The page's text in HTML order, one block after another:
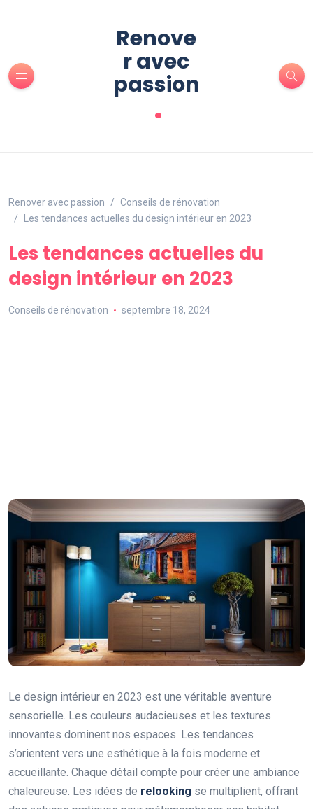
Renove
r avec
passion
.
Renover avec passion
Conseils de rénovation
Les tendances actuelles du design intérieur en 2023
Les tendances actuelles du
design intérieur en 2023
Conseils de rénovation septembre 18, 2024
Le design intérieur en 2023 est une véritable aventure
sensorielle. Les couleurs audacieuses et les textures
innovantes dominent nos espaces. Les tendances
s’orientent vers une esthétique à la fois moderne et
accueillante. Chaque détail compte pour créer une ambiance
chaleureuse. Les idées de relooking se multiplient, offrant